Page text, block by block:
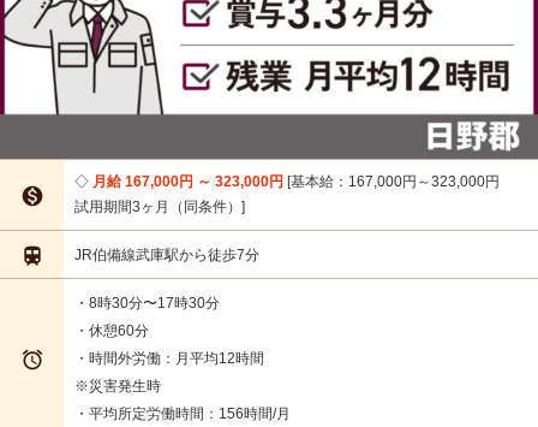

月給 167,000円 ～ 323,000円 基本給：167,000円～323,000円
試用期間3ヶ月（同条件）
 JR伯備線武庫駅から徒歩7分

・8時30分〜17時30分
・休憩60分
・時間外労働：月平均12時間
※災害発生時
・平均所定労働時間：156時間/月